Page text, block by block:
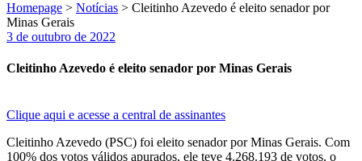
Homepage > Notícias > Cleitinho Azevedo é eleito senador por
Minas Gerais
3 de outubro de 2022
Cleitinho Azevedo é eleito senador por Minas Gerais
Clique aqui e acesse a central de assinantes
Cleitinho Azevedo (PSC) foi eleito senador por Minas Gerais. Com
100% dos votos válidos apurados, ele teve 4.268.193 de votos, o